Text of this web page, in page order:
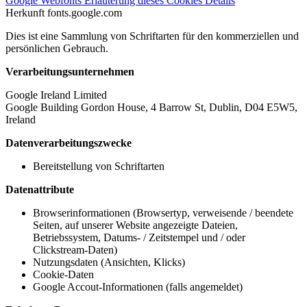
Herkunft fonts.google.com
Dies ist eine Sammlung von Schriftarten für den kommerziellen und
persönlichen Gebrauch.
Verarbeitungsunternehmen
Google Ireland Limited
Google Building Gordon House, 4 Barrow St, Dublin, D04 E5W5,
Ireland
Datenverarbeitungszwecke
Bereitstellung von Schriftarten
Datenattribute
Browserinformationen (Browsertyp, verweisende / beendete
Seiten, auf unserer Website angezeigte Dateien,
Betriebssystem, Datums- / Zeitstempel und / oder
Clickstream-Daten)
Nutzungsdaten (Ansichten, Klicks)
Cookie-Daten
Google Accout-Informationen (falls angemeldet)